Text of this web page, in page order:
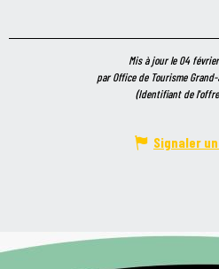
Mis à jour le 04 février
par Office de Tourisme
(Identifiant de
Signaler